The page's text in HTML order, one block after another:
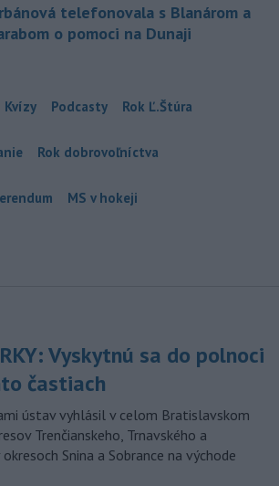
telefonovala s Blanárom a
o pomoci na Dunaji
Kvízy Podcasty Rok Ľ.Štúra
Rok dobrovoľníctva
MS v hokeji
Vyskytnú sa do polnoci
častiach
ústav vyhlásil v celom Bratislavskom
Trenčianskeho, Trnavského a
Snina a Sobrance na východe